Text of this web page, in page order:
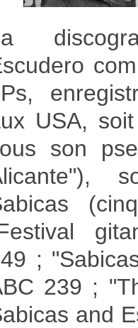
USA,
son
;
239 ;
and